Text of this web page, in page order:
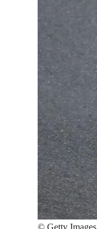
© Getty Images